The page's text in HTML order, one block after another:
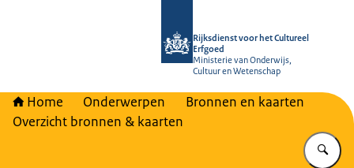
Rijksdienst voor het Cultureel
Erfgoed
Ministerie van Onderwijs,
Cultuur en Wetenschap
Home Onderwerpen
Bronnen en kaarten
Overzicht bronnen & kaarten